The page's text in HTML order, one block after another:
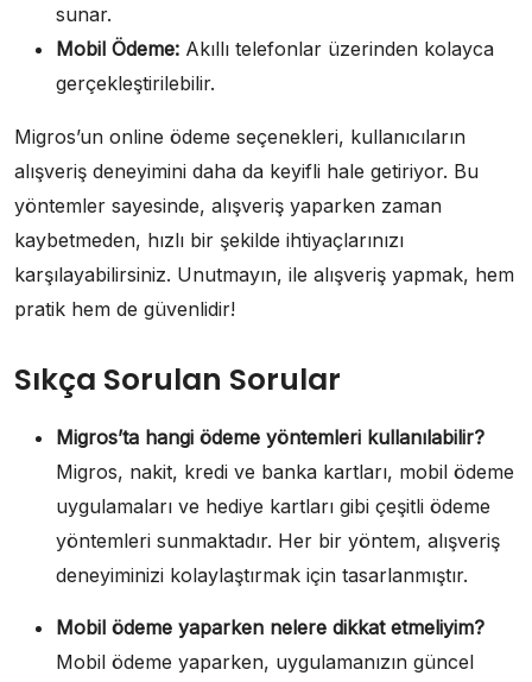
sunar.
Mobil Ödeme: Akıllı telefonlar üzerinden kolayca
gerçekleştirilebilir.
Migros’un online ödeme seçenekleri, kullanıcıların
alışveriş deneyimini daha da keyifli hale getiriyor. Bu
yöntemler sayesinde, alışveriş yaparken zaman
kaybetmeden, hızlı bir şekilde ihtiyaçlarınızı
karşılayabilirsiniz. Unutmayın, ile alışveriş yapmak, hem
pratik hem de güvenlidir!
Sıkça Sorulan Sorular
Migros’ta hangi ödeme yöntemleri kullanılabilir?
Migros, nakit, kredi ve banka kartları, mobil ödeme
uygulamaları ve hediye kartları gibi çeşitli ödeme
yöntemleri sunmaktadır. Her bir yöntem, alışveriş
deneyiminizi kolaylaştırmak için tasarlanmıştır.
Mobil ödeme yaparken nelere dikkat etmeliyim?
Mobil ödeme yaparken, uygulamanızın güncel